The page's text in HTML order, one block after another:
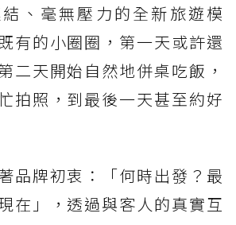
、毫無壓力的全新旅遊模
有的小圈圈，第一天或許還
二天開始自然地併桌吃飯，
拍照，到最後一天甚至約好
品牌初衷：「何時出發？最
在」，透過與客人的真實互